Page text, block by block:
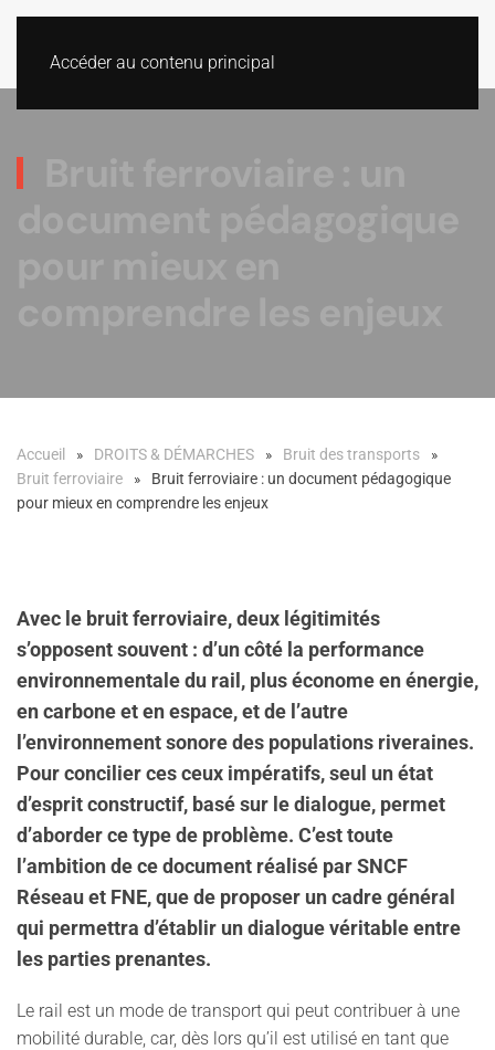
Accéder au contenu principal
Accueil DROITS & DÉMARCHES
Bruit des transports
Bruit ferroviaire
Bruit ferroviaire : un document pédagogique
pour mieux en comprendre les enjeux
Avec le bruit ferroviaire, deux légitimités
s’opposent souvent : d’un côté la performance
environnementale du rail, plus économe en énergie,
en carbone et en espace, et de l’autre
l’environnement sonore des populations riveraines.
Pour concilier ces ceux impératifs, seul un état
d’esprit constructif, basé sur le dialogue, permet
d’aborder ce type de problème. C’est toute
l’ambition de ce document réalisé par SNCF
Réseau et FNE, que de proposer un cadre général
qui permettra d’établir un dialogue véritable entre
les parties prenantes.
Le rail est un mode de transport qui peut contribuer à une
mobilité durable, car, dès lors qu’il est utilisé en tant que